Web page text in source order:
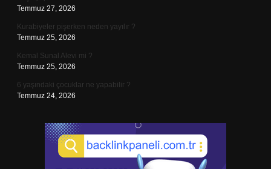
Temmuz 27, 2026
Kurabiyeler pişerken neden yayılır ?
Temmuz 25, 2026
Kemal Sunal Alevi mi ?
Temmuz 25, 2026
6 yaşındaki çocuklar ne yapabilir ?
Temmuz 24, 2026